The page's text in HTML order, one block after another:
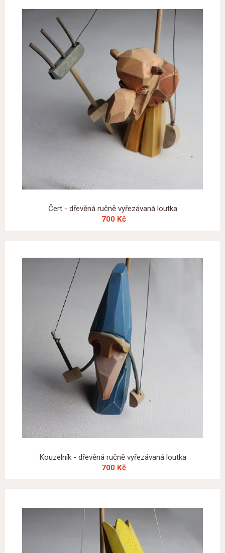
Čert - dřevěná ručně vyřezávaná loutka
700 Kč
Kouzelník - dřevěná ručně vyřezávaná loutka
700 Kč